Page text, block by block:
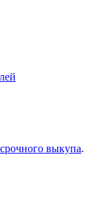
срочного выкупа.